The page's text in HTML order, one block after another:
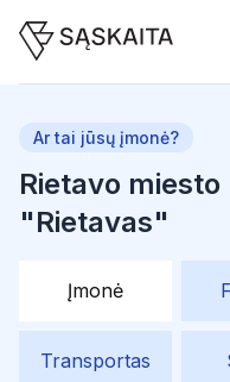
Rietavo
"Rietavas"
Ar tai jūsų įmonė?
Įmonė
Transportas